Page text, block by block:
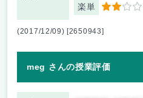
楽単 2
(2017/12/09) [2650943]
meg さんの授業評価